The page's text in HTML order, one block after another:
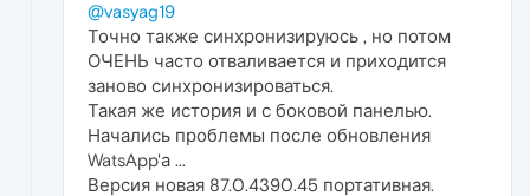
@vasyag19
Точно также синхронизируюсь , но потом
ОЧЕНЬ часто отваливается и приходится
заново синхронизироваться.
Такая же история и с боковой панелью.
Начались проблемы после обновления
WatsApp'а ...
Версия новая 87.0.4390.45 портативная.